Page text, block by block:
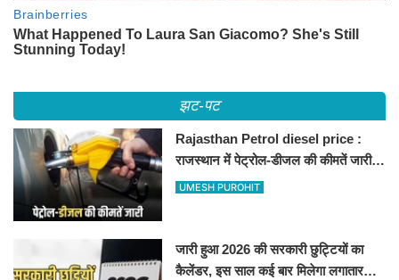
झट-पट
Rajasthan Petrol diesel price :
राजस्थान में पेट्रोल-डीजल की कीमतें जारी,
जानिए बीकानेर समेत पुरे प्रदेश में नए रेट
UMESH PUROHIT
जारी हुआ 2026 की सरकारी छुट्टियों का
कैलेंडर, इस साल कई बार मिलेगा लगातार